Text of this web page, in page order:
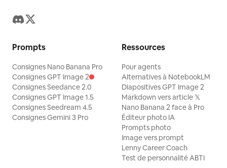
Prompts
Consignes Nano Banana Pro
Consignes GPT Image 2
Consignes Seedance 2.0
Consignes GPT Image 1.5
Consignes Seedream 4.5
Consignes Gemini 3 Pro
Ressources
Pour agents
Alternatives à NotebookLM
Diapositives GPT Image 2
Markdown vers article 𝕏
Nano Banana 2 face à Pro
Éditeur photo IA
Prompts photo
Image vers prompt
Lenny Career Coach
Test de personnalité ABTI